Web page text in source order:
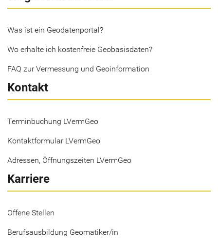
Was ist ein Geodatenportal?
Wo erhalte ich kostenfreie Geobasisdaten?
FAQ zur Vermessung und Geoinformation
Kontakt
Terminbuchung LVermGeo
Kontaktformular LVermGeo
Adressen, Öffnungszeiten LVermGeo
Karriere
Offene Stellen
Berufsausbildung Geomatiker/in